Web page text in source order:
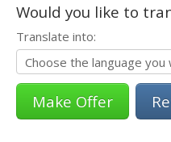
Would you like to
Translate into: